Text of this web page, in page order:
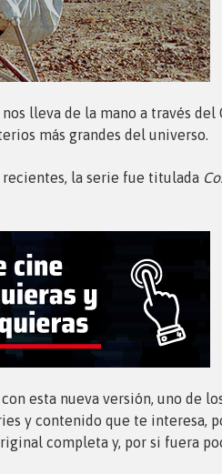
lleva de la mano a través
más grandes del universo.
la serie fue titulada
esta nueva versión, uno de
y contenido que te interesa,
completa y, por si fuera